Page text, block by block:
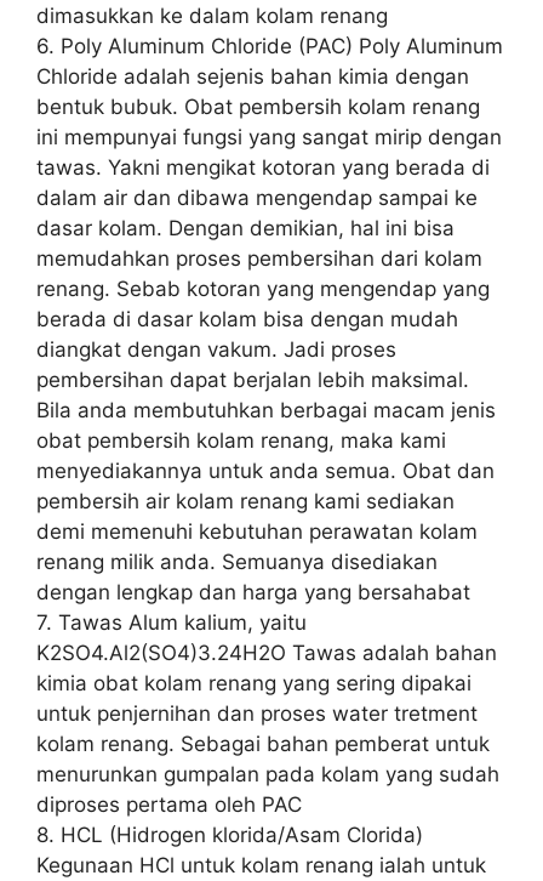
dimasukkan ke dalam kolam renang
6. Poly Aluminum Chloride (PAC) Poly Aluminum
Chloride adalah sejenis bahan kimia dengan
bentuk bubuk. Obat pembersih kolam renang
ini mempunyai fungsi yang sangat mirip dengan
tawas. Yakni mengikat kotoran yang berada di
dalam air dan dibawa mengendap sampai ke
dasar kolam. Dengan demikian, hal ini bisa
memudahkan proses pembersihan dari kolam
renang. Sebab kotoran yang mengendap yang
berada di dasar kolam bisa dengan mudah
diangkat dengan vakum. Jadi proses
pembersihan dapat berjalan lebih maksimal.
Bila anda membutuhkan berbagai macam jenis
obat pembersih kolam renang, maka kami
menyediakannya untuk anda semua. Obat dan
pembersih air kolam renang kami sediakan
demi memenuhi kebutuhan perawatan kolam
renang milik anda. Semuanya disediakan
dengan lengkap dan harga yang bersahabat
7. Tawas Alum kalium, yaitu
K2SO4.Al2(SO4)3.24H2O Tawas adalah bahan
kimia obat kolam renang yang sering dipakai
untuk penjernihan dan proses water tretment
kolam renang. Sebagai bahan pemberat untuk
menurunkan gumpalan pada kolam yang sudah
diproses pertama oleh PAC
8. HCL (Hidrogen klorida/Asam Clorida)
Kegunaan HCl untuk kolam renang ialah untuk